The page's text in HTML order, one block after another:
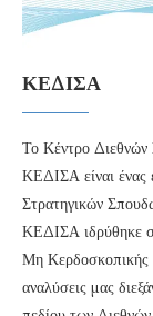
ΚΕΔΙΣΑ
Το Κέντρο Διεθνών
ΚΕΔΙΣΑ είναι ένας
Στρατηγικών
ΚΕΔΙΣΑ ιδρύθηκε
Μη
αναλύσεις μας